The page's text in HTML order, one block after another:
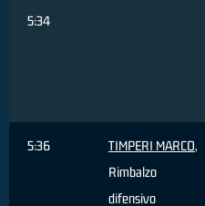
5:34
5:36 TIMPERI MARCO,
Rimbalzo
difensivo